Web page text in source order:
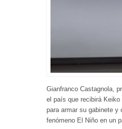
Gianfranco Castagnola,
el país que recibirá
para armar su gabinete y
fenómeno El Niño en un